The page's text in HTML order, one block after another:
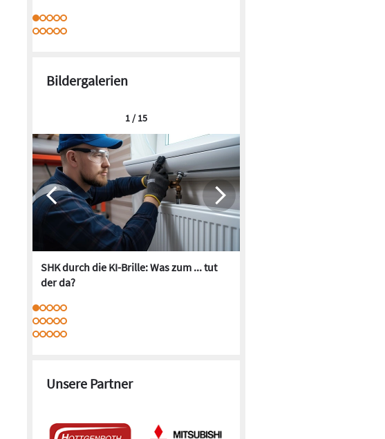
Bildergalerien
SHK durch die KI-Brille: Was zum ... tut
der da?
1 / 15
Unsere Partner